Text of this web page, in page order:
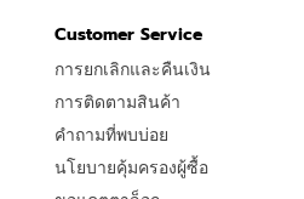
Customer Service
การยกเลิกและคืนเงิน
การติดตามสินค้า
คำถามที่พบบ่อย
นโยบายคุ้มครองผู้ซื้อ